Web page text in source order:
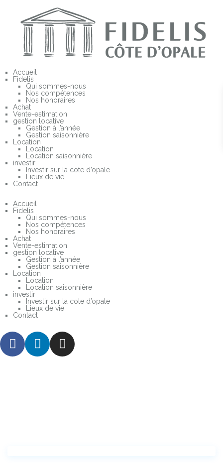
Accueil
Fidelis
Qui sommes-nous
Nos compétences
Nos honoraires
Achat
Vente-estimation
gestion locative
Gestion à l’année
Gestion saisonnière
Location
Location
Location saisonnière
investir
Investir sur la cote d’opale
Lieux de vie
Contact
Accueil
Fidelis
Qui sommes-nous
Nos compétences
Nos honoraires
Achat
Vente-estimation
gestion locative
Gestion à l’année
Gestion saisonnière
Location
Location
Location saisonnière
investir
Investir sur la cote d’opale
Lieux de vie
Contact